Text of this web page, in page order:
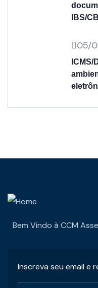
IBS/
05/
ICMS/
Bem Vindo à CCM
Inscreva seu email e